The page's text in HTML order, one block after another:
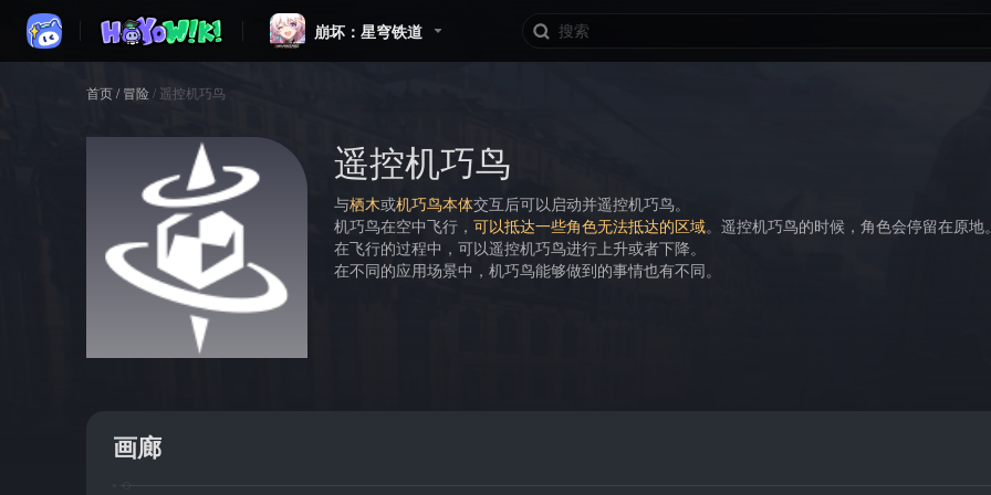
崩坏：星穹铁道
首页/ 冒险/ 遥控机巧鸟
遥控机巧鸟
与栖木或机巧鸟本体交互后可以启动并遥控机巧鸟。
机巧鸟在空中飞行， 可以抵达一些角色无法抵达的区域。遥控机巧鸟的时候，角色会停留在原地
在飞行的过程中，可以遥控机巧鸟进行上升或者下降。
在不同的应用场景中，机巧鸟能够做到的事情也有不同。
画廊